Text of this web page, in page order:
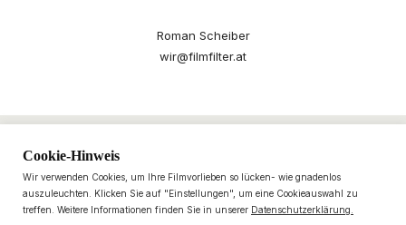
Roman Scheiber
wir@filmfilter.at
Cookie-Hinweis
Wir verwenden Cookies, um Ihre Filmvorlieben so lücken- wie gnadenlos
auszuleuchten. Klicken Sie auf "Einstellungen", um eine Cookieauswahl zu
treffen. Weitere Informationen finden Sie in unserer Datenschutzerklärung.